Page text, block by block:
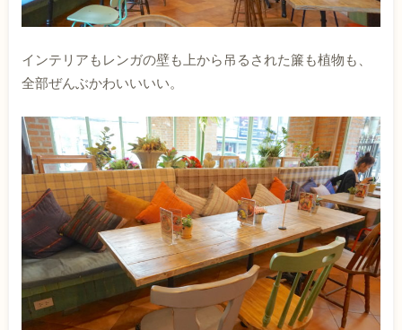
インテリアもレンガの壁も上から吊るされた簾も植物も、
全部ぜんぶかわいいいい。